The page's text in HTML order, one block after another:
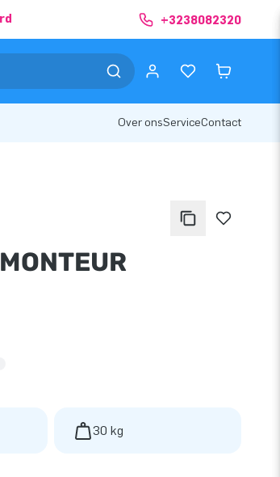
+3238082320
Over onsServiceContact
30 kg